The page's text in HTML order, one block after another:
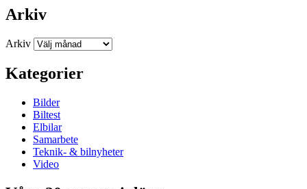
Arkiv
Arkiv
Kategorier
Bilder
Biltest
Elbilar
Samarbete
Teknik- & bilnyheter
Video